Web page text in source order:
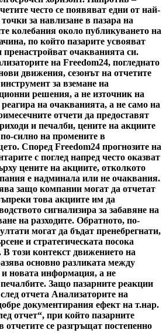
често се появяват едни от най-
за навлизане в пазара на
колебания около публикуването на
по който пазарите усвояват
очакванията си.
на Freedom24, погледнато
движения, сезонът на отчетите
за вземане на
решения, а не източник на
на очакванията, а не само на
отчети да предоставят
и печалби, цените на акциите
силно на промените в
Според Freedom24 прогнозите на
с поглед напред често оказват
цените на акциите, отколкото
е надминала или не очаквания.
защо компании могат да отчетат
това акциите им да
сигнализира за забавяне на
на разходите. Обратното, по-
могат да бъдат пренебрегнати,
и стратегическата посока
този контекст движението на
основно разликата между
новата информация, а не
Защо пазарните реакции
отчета Анализаторите на
документирания ефект на т.нар.
отчет“, при който пазарните
отчетите се разгръщат постепенно